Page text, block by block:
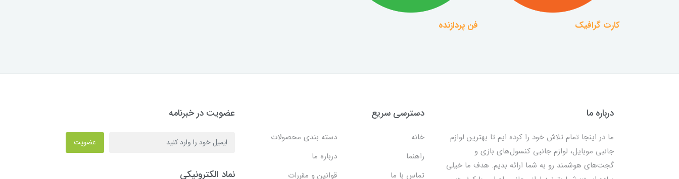
کارت گرافیک فن پردازنده
درباره ما
ما در اینجا تمام تلاش خود را کرده ایم تا بهترین لوازم
جانبی موبایل، لوازم جانبی کنسول‌های بازی و
گجت‌های هوشمند رو به شما ارائه بدیم. هدف ما خیلی
دسترسی سریع
خانه
دسته بندی محصولات
راهنما
درباره ما
تماس با ما
قوانین و مقررات
عضویت در خبرنامه
عضویت
نماد الکترونیکی